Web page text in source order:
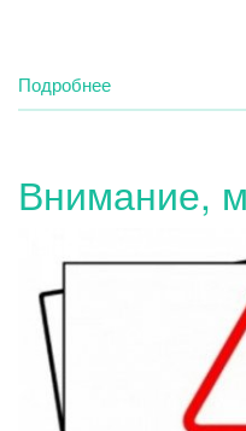
Подробнее
Встреча
участниками
СВО
Внимание,